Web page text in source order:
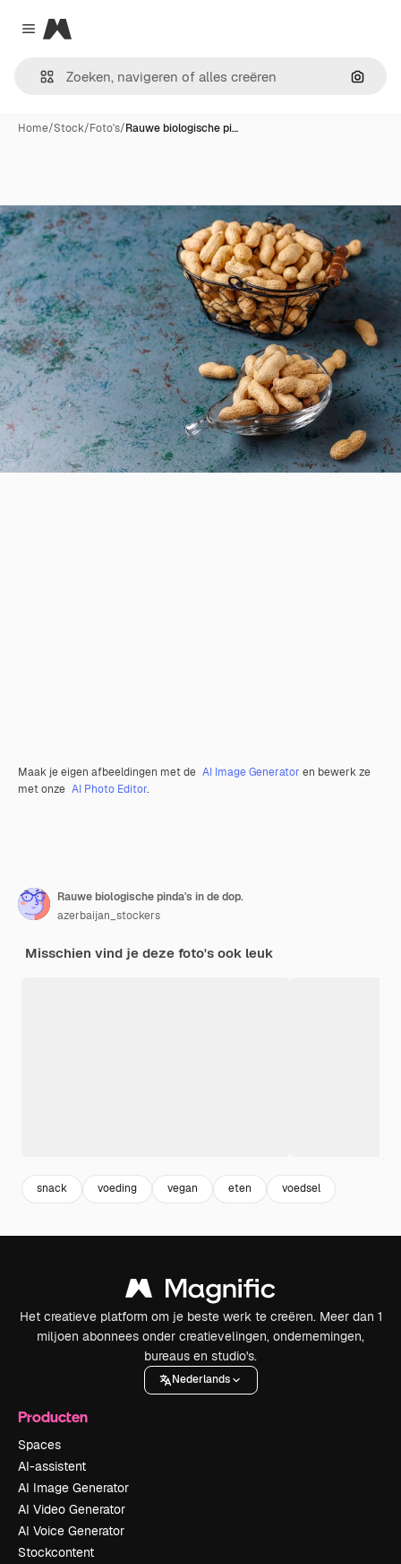
Close menu
Magnific
Home/Stock/Foto's/Rauwe biologische pi…
Maak je eigen afbeeldingen met de AI Image Generator en bewerk ze
met onze AI Photo Editor.
Rauwe biologische pinda's in de dop.
azerbaijan_stockers
Misschien vind je deze foto's ook leuk
snack voeding vegan eten voedsel
Het creatieve platform om je beste werk te creëren. Meer dan 1
miljoen abonnees onder creatievelingen, ondernemingen,
bureaus en studio's.
Nederlands
Producten
Spaces
AI-assistent
AI Image Generator
AI Video Generator
AI Voice Generator
Stockcontent